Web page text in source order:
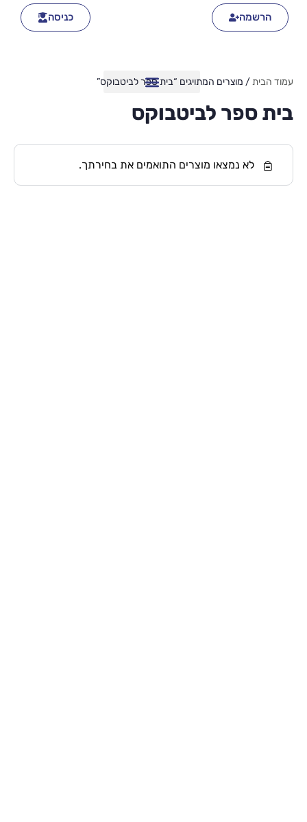
הרשמה כניסה
עמוד הבית/ מוצרים המתויגים “בית ספר לביטבוקס”
בית ספר לביטבוקס
לא נמצאו מוצרים התואמים את בחירתך.